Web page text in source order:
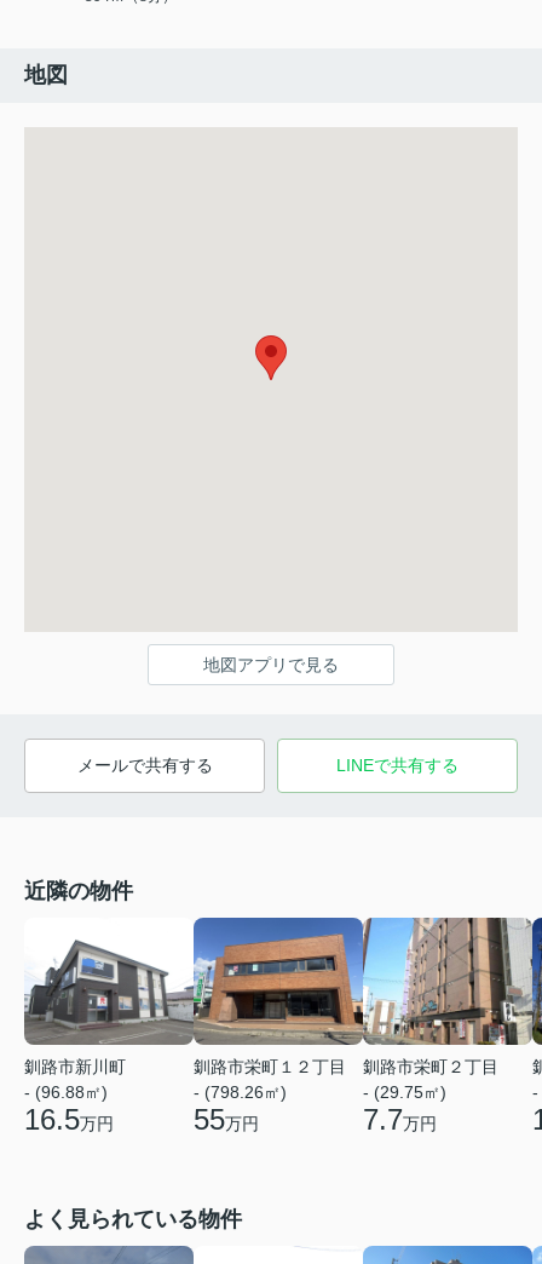
地図
地図アプリで見る
メールで共有する LINEで共有する
近隣の物件
釧路市新川町
- (96.88㎡)
16.5万円
釧路市栄町１２丁目
- (798.26㎡)
55万円
釧路市栄町２丁目
- (29.75㎡)
7.7万円
-
よく見られている物件